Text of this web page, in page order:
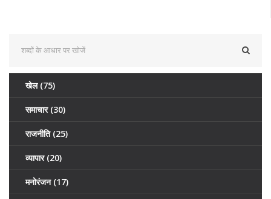
खेल (75)
समाचार (30)
राजनीति (25)
व्यापार (20)
मनोरंजन (17)